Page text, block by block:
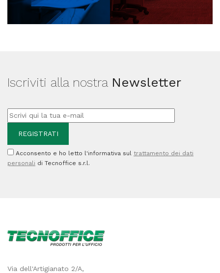
Iscriviti alla nostra Newsletter
Acconsento e ho letto l'informativa sul trattamento dei dati
personali di Tecnoffice s.r.l.
Via dell'Artigianato 2/A,